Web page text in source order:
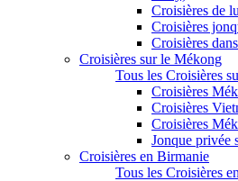
Croisières de
Croisières
Croisières
Croisières sur le Mékong
Tous les Croisières
Croisières
Croisières
Croisières
Jonque privée
Croisières en Birmanie
Tous les Croisières